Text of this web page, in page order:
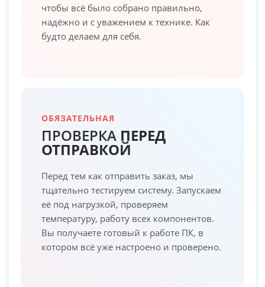
чтобы всё было собрано правильно,
надёжно и с уважением к технике. Как
будто делаем для себя.
ОБЯЗАТЕЛЬНАЯ
ПРОВЕРКА ПЕРЕД
ОТПРАВКОЙ
Перед тем как отправить заказ, мы
тщательно тестируем систему. Запускаем
её под нагрузкой, проверяем
температуру, работу всех компонентов.
Вы получаете готовый к работе ПК, в
котором всё уже настроено и проверено.